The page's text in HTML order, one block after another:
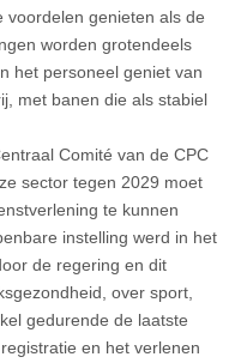
voordelen genieten als de
worden grotendeels
het personeel geniet van
met banen die als stabiel
Comité van de CPC
sector tegen 2029 moet
te kunnen
instelling werd in het
de regering en dit
over sport,
gedurende de laatste
en het verlenen